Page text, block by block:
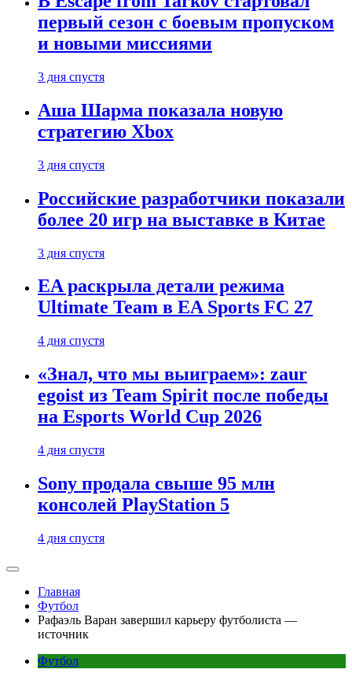
первый сезон с боевым пропуском
и новыми миссиями
3 дня спустя
Аша Шарма показала новую
стратегию Xbox
3 дня спустя
Российские разработчики показали
более 20 игр на выставке в Китае
3 дня спустя
EA раскрыла детали режима
Ultimate Team в EA Sports FC 27
4 дня спустя
«Знал, что мы выиграем»: zaur
egoist из Team Spirit после победы
на Esports World Cup 2026
4 дня спустя
Sony продала свыше 95 млн
консолей PlayStation 5
4 дня спустя
Главная
Футбол
Рафаэль Варан завершил карьеру футболиста —
источник
Футбол